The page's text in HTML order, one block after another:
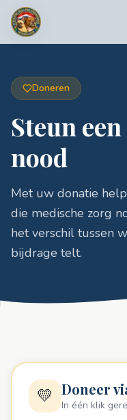
DONEREN
💶 Doneer nu
🏆 Acties &
Doneren
Steun
nood
Met uw donatie
die medische zorg
het verschil tussen
bijdrage telt.
💛 Doneer
In één klik